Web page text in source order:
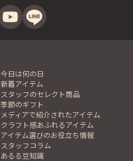
今日は何の日
新着アイテム
スタッフのセレクト商品
季節のギフト
メディアで紹介されたアイテム
クラフト感あふれるアイテム
アイテム選びのお役立ち情報
スタッフコラム
あるる豆知識